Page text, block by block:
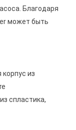
Благодаря
может быть
из
спластика,